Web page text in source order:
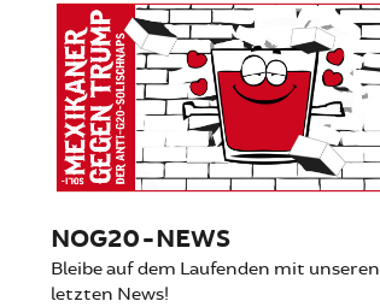
NOG20-NEWS
Bleibe auf dem Laufenden mit unseren
letzten News!